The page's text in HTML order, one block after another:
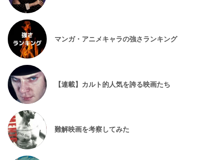
マンガ・アニメキャラの強さランキング
【連載】カルト的人気を誇る映画たち
難解映画を考察してみた